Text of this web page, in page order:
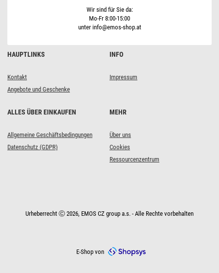
HAUPTLINKS
Kontakt
Angebote und Geschenke
INFO
Impressum
ALLES ÜBER EINKAUFEN
Allgemeine Geschäftsbedingungen
Datenschutz (GDPR)
MEHR
Über uns
Cookies
Ressourcenzentrum
Wir sind für Sie da:
Mo-Fr 8:00-15:00
unter info@emos-shop.at
Urheberrecht Ⓒ 2026, EMOS CZ group a.s. - Alle Rechte vorbehalten
E-Shop von